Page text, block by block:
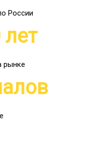
России
рынке